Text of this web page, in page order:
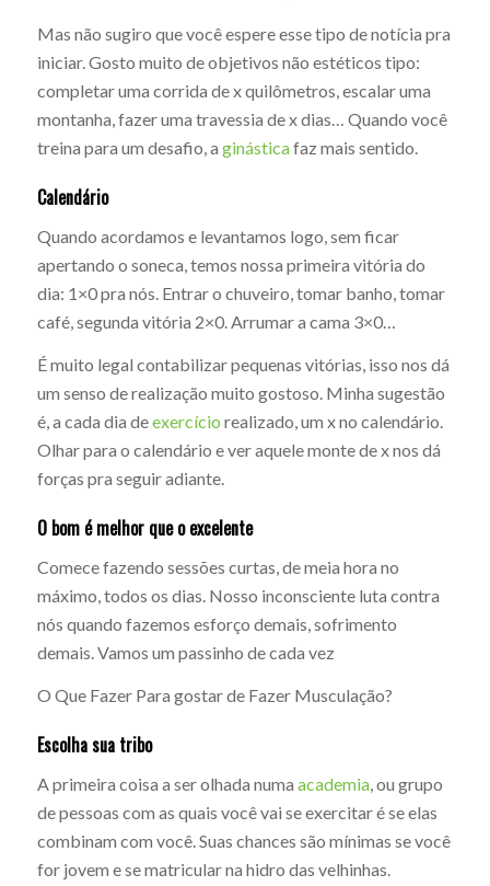
Mas não sugiro que você espere esse tipo de notícia pra
iniciar. Gosto muito de objetivos não estéticos tipo:
completar uma corrida de x quilômetros, escalar uma
montanha, fazer uma travessia de x dias… Quando você
treina para um desafio, a ginásticafaz mais sentido.
Calendário
Quando acordamos e levantamos logo, sem ficar
apertando o soneca, temos nossa primeira vitória do
dia: 1×0 pra nós. Entrar o chuveiro, tomar banho, tomar
café, segunda vitória 2×0. Arrumar a cama 3×0…
É muito legal contabilizar pequenas vitórias, isso nos dá
um senso de realização muito gostoso. Minha sugestão
é, a cada dia deexercício realizado, um x no calendário.
Olhar para o calendário e ver aquele monte de x nos dá
forças pra seguir adiante.
O bom é melhor que o excelente
Comece fazendo sessões curtas, de meia hora no
máximo, todos os dias. Nosso inconsciente luta contra
nós quando fazemos esforço demais, sofrimento
demais. Vamos um passinho de cada vez
O Que Fazer Para gostar de Fazer Musculação?
Escolha sua tribo
A primeira coisa a ser olhada numa academia, ou grupo
de pessoas com as quais você vai se exercitar é se elas
combinam com você. Suas chances são mínimas se você
for jovem e se matricular na hidro das velhinhas.